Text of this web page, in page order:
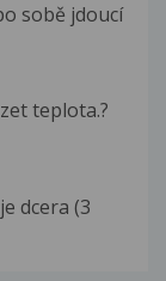
sobě jdoucí
teplota.?
dcera (3